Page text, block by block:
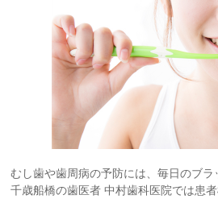
むし歯や歯周病の予防には、毎日のブラ
千歳船橋の歯医者 中村歯科医院では患